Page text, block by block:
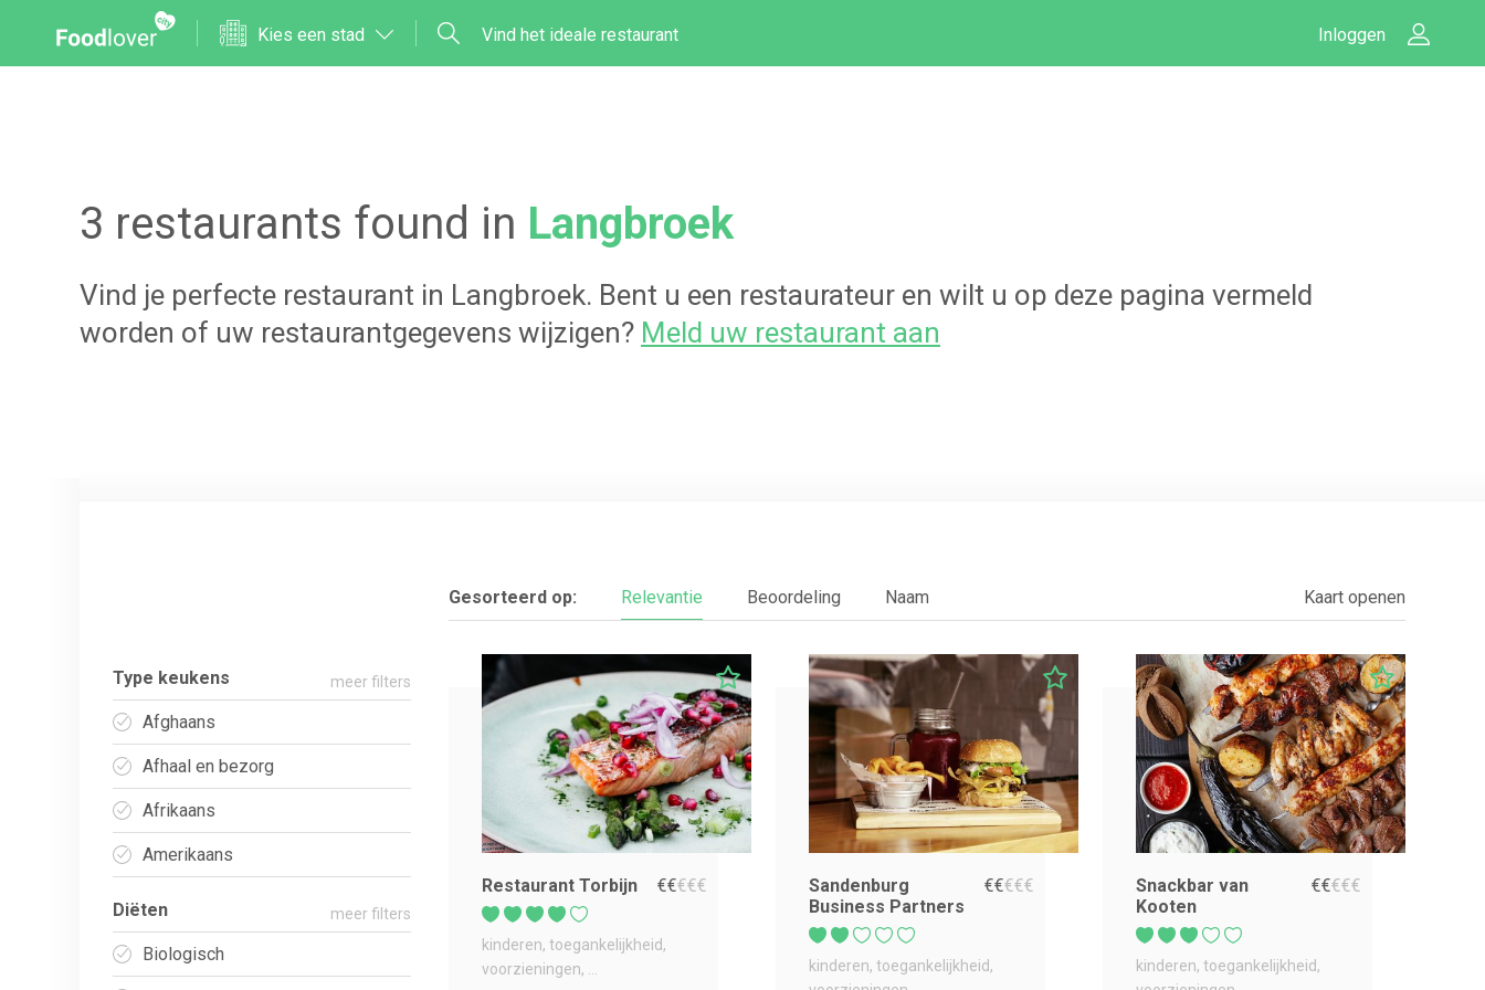
Inloggen
Kies een stad Vind het ideale restaurant
3 restaurants found in Langbroek
Vind je perfecte restaurant in Langbroek. Bent u een restaurateur en wilt u op deze pagina vermeld
worden of uw restaurantgegevens wijzigen? Meld uw restaurant aan
Type keukens meer filters
Afghaans
Afhaal en bezorg
Afrikaans
Amerikaans
Diëten meer filters
Biologisch
Gesorteerd op: Relevantie Beoordeling Naam Kaart openen
Restaurant Torbijn €€€€€
kinderen toegankelijkheid
voorzieningen
Sandenburg
Business Partners
€€€€€
kinderen toegankelijkheid
Snackbar van
Kooten
€€€€€
kinderen toegankelijkheid